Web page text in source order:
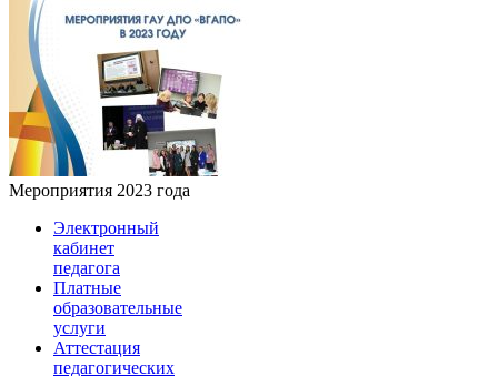
Мероприятия 2023 года
Электронный
кабинет
педагога
Платные
образовательные
услуги
Аттестация
педагогических